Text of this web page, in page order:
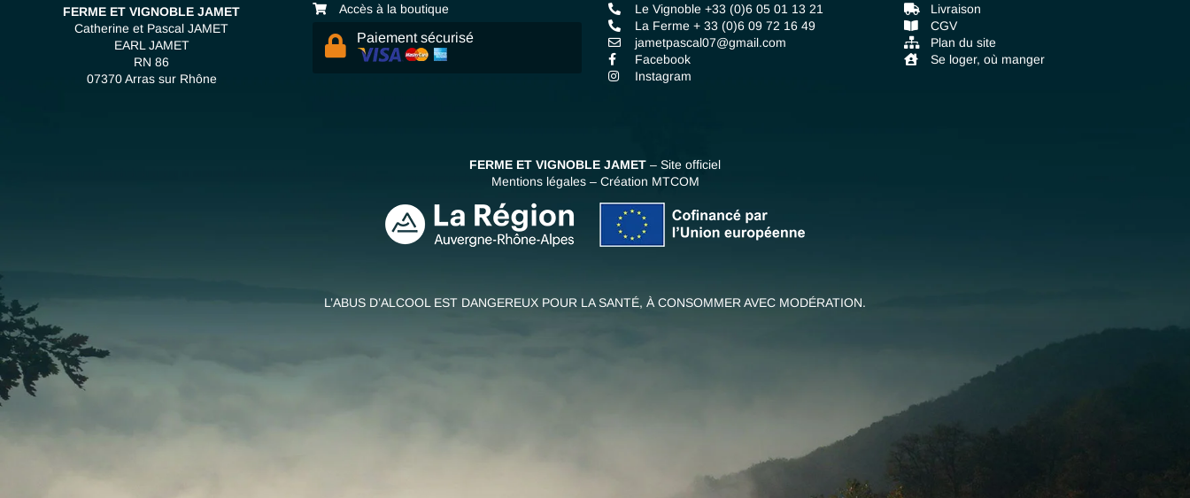
FERME ET VIGNOBLE JAMET
Catherine et Pascal JAMET
EARL JAMET
RN 86
07370 Arras sur Rhône
Accès à la boutique
Paiement sécurisé
Le Vignoble +33 (0)6 05 01 13 21
La Ferme + 33 (0)6 09 72 16 49
jametpascal07@gmail.com
Facebook
Instagram
Livraison
CGV
Plan du site
Se loger, où manger
FERME ET VIGNOBLE JAMET – Site officiel
Mentions légales– Création MTCOM
L’ABUS D’ALCOOL EST DANGEREUX POUR LA SANTÉ, À CONSOMMER AVEC MODÉRATION.